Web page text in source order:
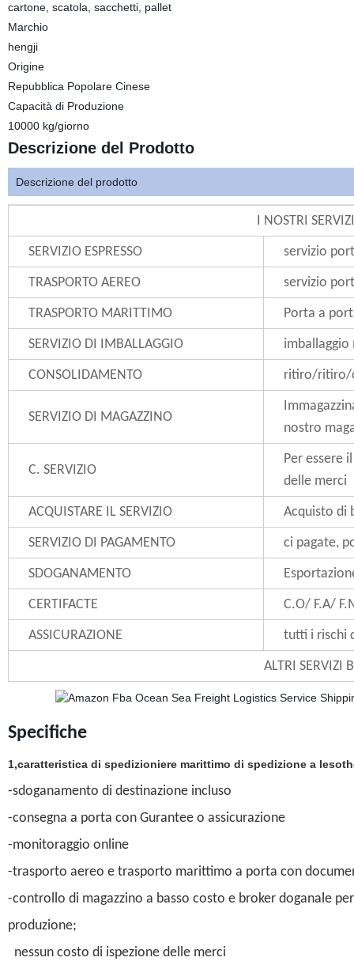
cartone, scatola, sacchetti, pallet
Marchio
hengji
Origine
Repubblica Popolare Cinese
Capacità di Produzione
10000 kg/giorno
Descrizione del Prodotto
Descrizione del prodotto
I NOSTRI
SERVIZIO ESPRESSO servizio
TRASPORTO AEREO servizio
TRASPORTO MARITTIMO Porta a
SERVIZIO DI IMBALLAGGIO imballaggio
CONSOLIDAMENTO ritiro/ritiro/
SERVIZIO DI MAGAZZINO
nostro
C. SERVIZIO
Per essere
delle merci
ACQUISTARE IL SERVIZIO Acquisto di
SERVIZIO DI PAGAMENTO ci pagate,
SDOGANAMENTO
CERTIFACTE C.O/ F.A/
ASSICURAZIONE tutti i rischi
ALTRI SERVIZI
Specifiche
1,caratteristica di spedizioniere marittimo di spedizione a
-sdoganamento di destinazione incluso
-consegna a porta con Gurantee o assicurazione
-monitoraggio online
-trasporto aereo e trasporto marittimo a porta con
-controllo di magazzino a basso costo e broker doganale
produzione;
nessun costo di ispezione delle merci